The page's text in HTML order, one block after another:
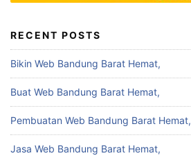
RECENT POSTS
Bikin Web Bandung Barat Hemat,
Buat Web Bandung Barat Hemat,
Pembuatan Web Bandung Barat Hemat,
Jasa Web Bandung Barat Hemat,